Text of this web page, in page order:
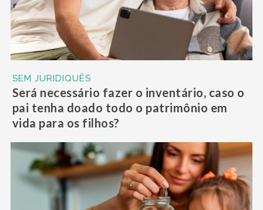
SEM JURIDIQUÊS
Será necessário fazer o inventário, caso o
pai tenha doado todo o patrimônio em
vida para os filhos?